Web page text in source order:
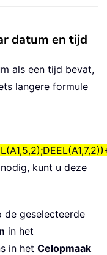
datum en tijd
als een tijd bevat,
langere formule
kunt u deze
de geselecteerde
in het
in het Celopmaak